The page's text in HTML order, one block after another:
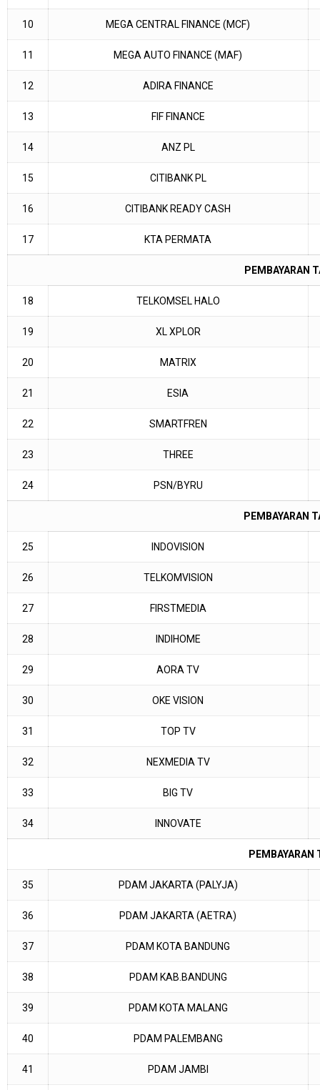
10 MEGA CENTRAL FINANCE (MCF)
11 MEGA AUTO FINANCE (MAF)
12 ADIRA FINANCE
13 FIF FINANCE
14 ANZ PL
15 CITIBANK PL
16 CITIBANK READY CASH
17 KTA PERMATA
PEMBAYARAN
18 TELKOMSEL HALO
19 XL XPLOR
20 MATRIX
21 ESIA
22 SMARTFREN
23 THREE
24 PSN/BYRU
PEMBAYARAN
25 INDOVISION
26 TELKOMVISION
27 FIRSTMEDIA
28 INDIHOME
29 AORA TV
30 OKE VISION
31 TOP TV
32 NEXMEDIA TV
33 BIG TV
34 INNOVATE
35 PDAM JAKARTA (PALYJA)
36 PDAM JAKARTA (AETRA)
37 PDAM KOTA BANDUNG
38 PDAM KAB.BANDUNG
39 PDAM KOTA MALANG
40 PDAM PALEMBANG
41 PDAM JAMBI